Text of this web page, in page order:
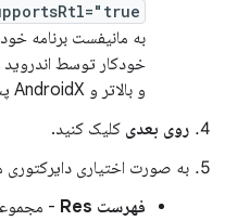
به مانیفست برنامه
و بالاتر و AndroidX پشتیبانی می‌شود.
روی بعدی کلیک کنید.
به صورت اختیاری دایرکتوری
فهرست Res
-